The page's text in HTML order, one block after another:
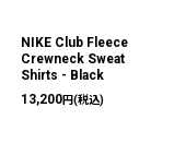
NIKE Club Fleece
Crewneck Sweat
Shirts - Black
13,200円(税込)